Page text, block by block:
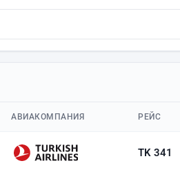
АВИАКОМПАНИЯ РЕЙС
TK 341